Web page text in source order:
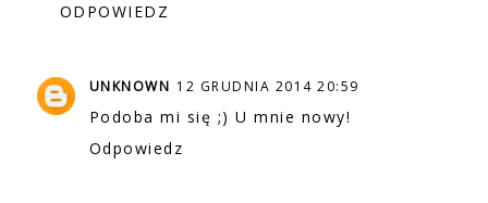
ODPOWIEDZ
UNKNOWN 12 GRUDNIA 2014 20:59
Podoba mi się ;) U mnie nowy!
Odpowiedz